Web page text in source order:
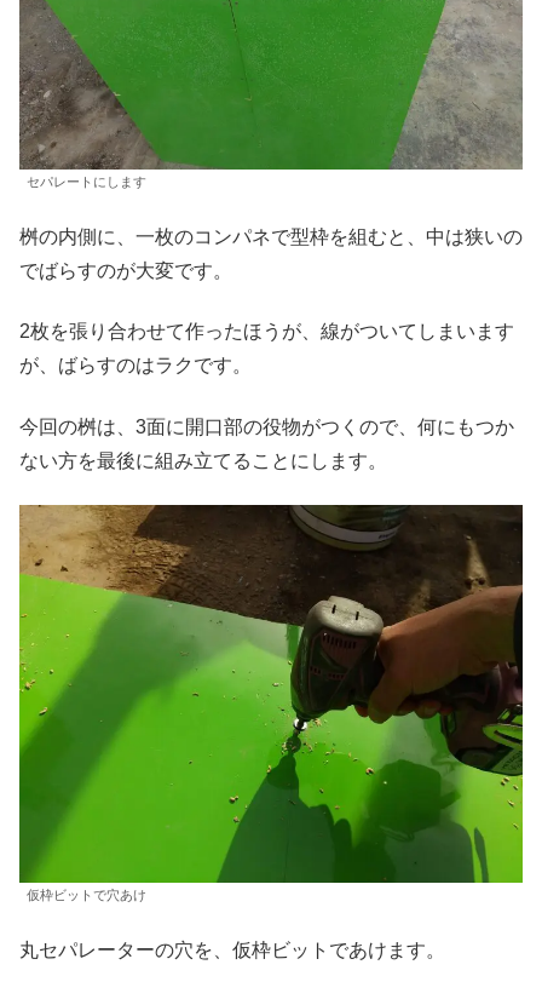
セパレートにします
桝の内側に、一枚のコンパネで型枠を組むと、中は狭いの
でばらすのが大変です。
2枚を張り合わせて作ったほうが、線がついてしまいます
が、ばらすのはラクです。
今回の桝は、3面に開口部の役物がつくので、何にもつか
ない方を最後に組み立てることにします。
仮枠ビットで穴あけ
丸セパレーターの穴を、仮枠ビットであけます。